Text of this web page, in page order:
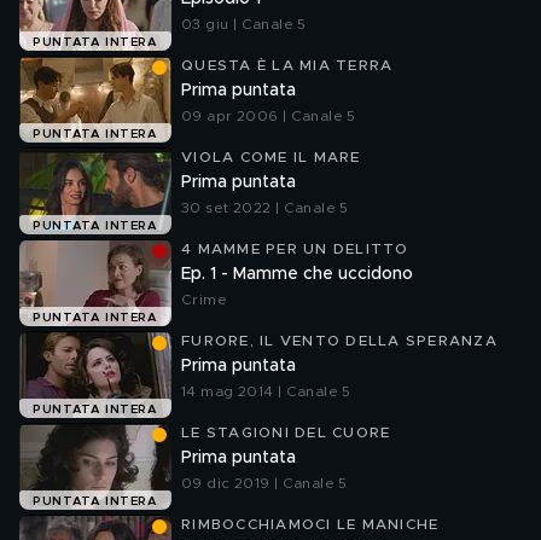
PUNTATA INTERA
03 giu | Canale 5
PUNTATA INTERA
QUESTA È LA MIA TERRA
Prima puntata
09 apr 2006 | Canale 5
PUNTATA INTERA
VIOLA COME IL MARE
Prima puntata
30 set 2022 | Canale 5
PUNTATA INTERA
4 MAMME PER UN DELITTO
Ep. 1 - Mamme che uccidono
Crime
PUNTATA INTERA
FURORE, IL VENTO DELLA SPERANZA
Prima puntata
14 mag 2014 | Canale 5
PUNTATA INTERA
LE STAGIONI DEL CUORE
Prima puntata
09 dic 2019 | Canale 5
RIMBOCCHIAMOCI LE MANICHE